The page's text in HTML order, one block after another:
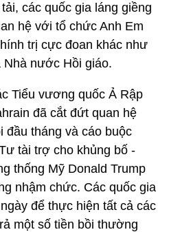
các quốc gia láng giềng
hệ với tổ chức Anh Em
trị cực đoan khác như
Nhà nước Hồi giáo.
Tiểu vương quốc Ả Rập
đã cắt đứt quan hệ
đầu tháng và cáo buộc
tài trợ cho khủng bố -
thống Mỹ Donald Trump
nhậm chức. Các quốc gia
để thực hiện tất cả các
một số tiền bồi thường